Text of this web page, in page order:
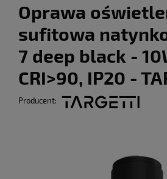
Oprawa
sufitowa
7 deep black -
CRI>90, IP20 -
Producent: